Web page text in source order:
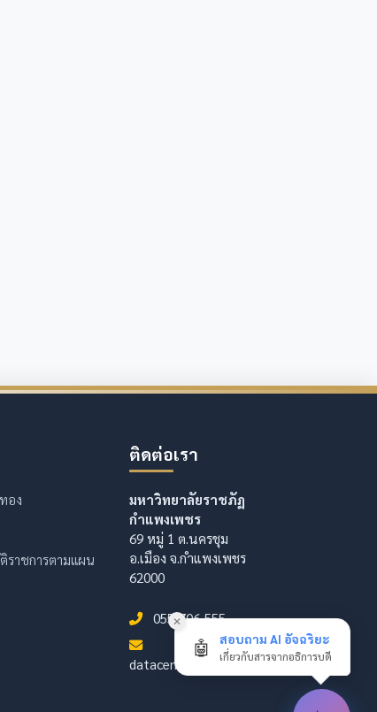
อง
ราชการตามแผน
ติดต่อเรา
มหาวิทยาลัยราชภัฏ
กำแพงเพชร
69 หมู่ 1 ต.นครชุม
อ.เมือง จ.กำแพงเพชร
62000
055-706-555
datacenter@kpru.ac.th
✕
🤖 สอบถาม AI อัจฉริยะ
เกี่ยวกับสารจากอธิการบดี